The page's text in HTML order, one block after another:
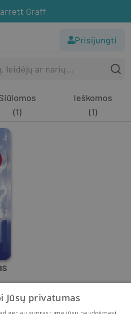
Graff
Prisijungti
(1)
Ieškomos
(1)
Jūsų privatumas